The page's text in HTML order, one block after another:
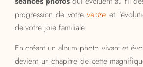
progression de votre ventre et
de votre joie familiale.
En créant un album photo vivant et
devient un chapitre de cette